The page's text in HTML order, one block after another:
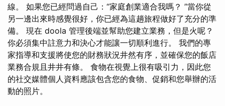
線。 如果您已經問過自己：“家庭創業適合我嗎？ ”當你從
另一邊出來時感覺很好，你已經為這趟旅程做好了充分的準
備。 現在 doola 管理後端並幫助您建立業務，但是火呢？
你必須集中註意力和決心才能讓一切順利進行。 我們的專
家指導和支援將使您的財務狀況井然有序，並確保您的飯店
業務合規且井井有條。 食物在視覺上很有吸引力，因此您
的社交媒體個人資料應該包含您的食物、促銷和您舉辦的活
動的照片。